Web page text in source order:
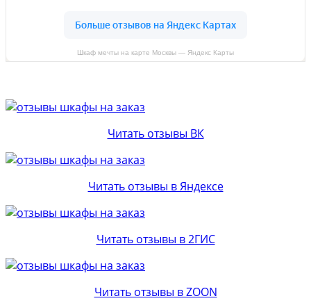
Шкаф мечты на карте Москвы — Яндекс Карты
Читать отзывы ВК
Читать отзывы в Яндексе
Читать отзывы в 2ГИС
Читать отзывы в ZOON